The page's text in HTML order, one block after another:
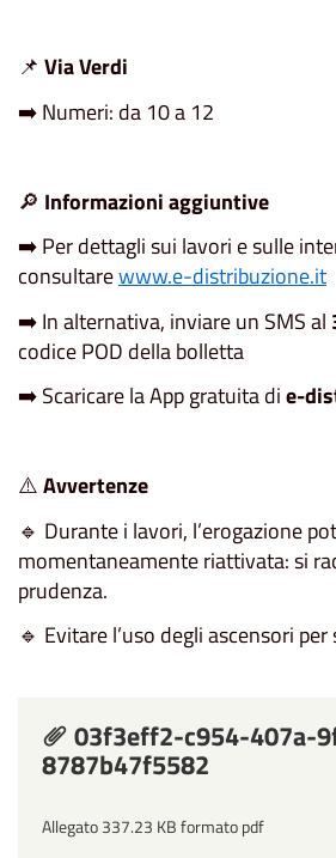
📌 Via Verdi
➡️ Numeri: da 10 a 12
🔎 Informazioni aggiuntive
➡️ Per dettagli sui lavori e sulle
consultarewww.e-distribuzione.it
➡️ In alternativa, inviare un SMS al
codice POD della bolletta
➡️ Scaricare la App gratuita die-
⚠️Avvertenze
🔹 Durante i lavori, l’erogazione
momentaneamente riattivata: si
prudenza.
🔹 Evitare l’uso degli ascensori per
03f3eff2-c954-407a-
8787b47f5582
Allegato 337.23 KB formato pdf